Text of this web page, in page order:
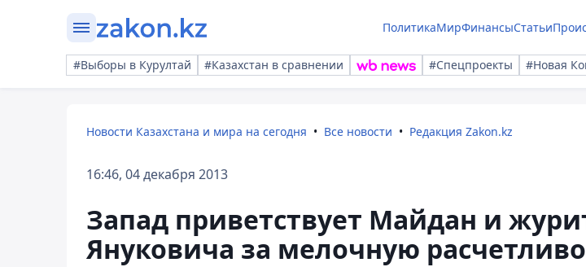
ПолитикаМирФинансыСтатьи
#Выборы в Курултай #Казахстан в сравнении #Спецпроекты #Новая
Новости Казахстана и мира на сегодня Все новости Редакция Zakon.kz
16:46, 04 декабря 2013
Запад приветствует Майдан и
Януковича за мелочную